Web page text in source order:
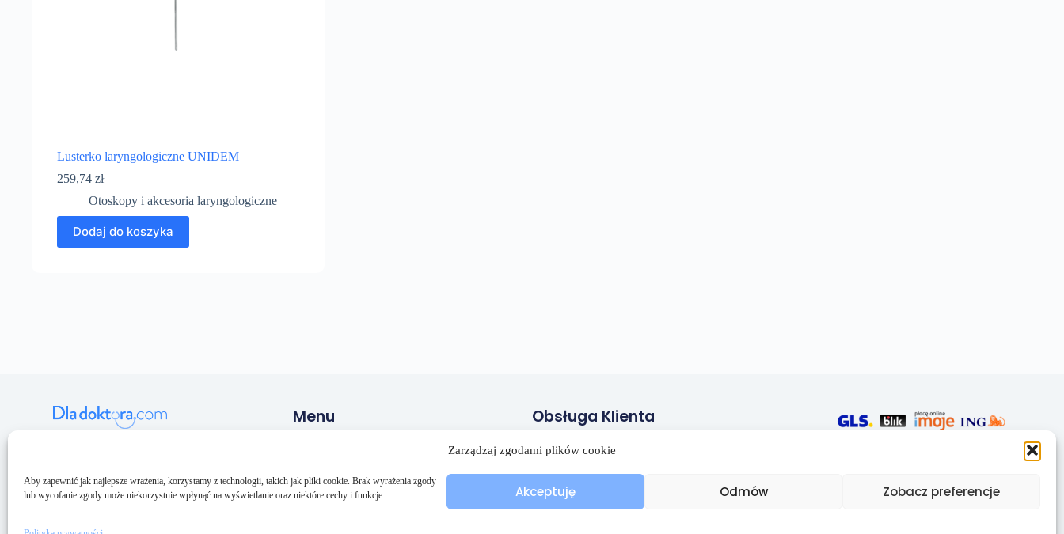
Zarządzaj zgodami plików cookie
Aby zapewnić jak najlepsze wrażenia, korzystamy z technologii, takich jak pliki cookie. Brak wyrażenia zgody
lub wycofanie zgody może niekorzystnie wpłynąć na wyświetlanie oraz niektóre cechy i funkcje.
Akceptuję Odmów Zobacz preferencje
Lusterko laryngologiczne UNIDEM
259,74 zł
Otoskopy i akcesoria laryngologiczne
Dodaj do koszyka
KRS: 0000688094
BDO: 000159073
Menu
Sklep
Kontakt
Obsługa Klienta
Regulamin
Polityka prywatności
Polityka plików cookies (EU)